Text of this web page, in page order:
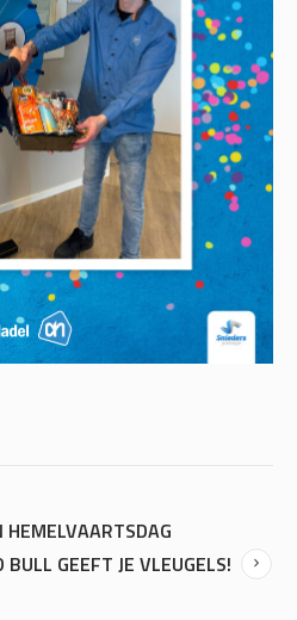
HEMELVAARTSDAG
BULL GEEFT JE VLEUGELS!